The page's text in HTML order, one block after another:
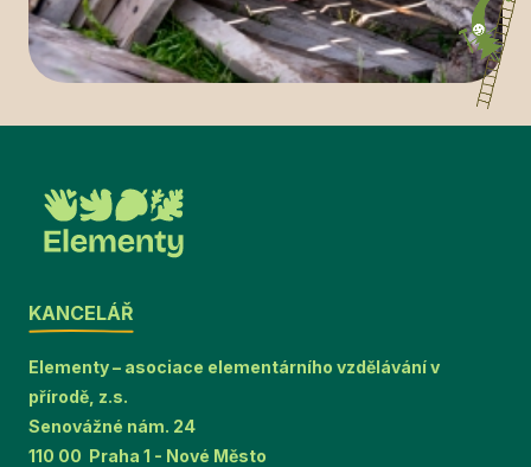
KANCELÁŘ
Elementy – asociace elementárního vzdělávání v
přírodě, z.s.
Senovážné nám. 24
110 00 Praha 1 - Nové Město